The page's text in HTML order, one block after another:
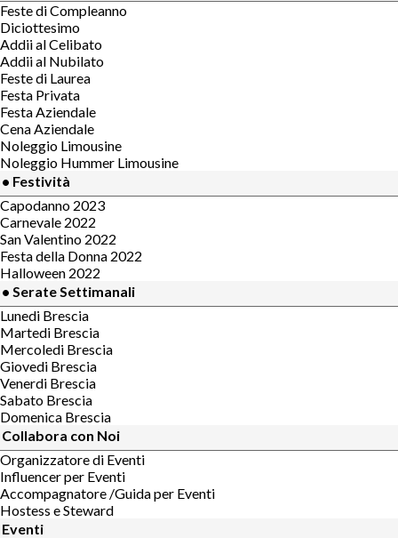
Feste di Compleanno
Diciottesimo
Addii al Celibato
Addii al Nubilato
Feste di Laurea
Festa Privata
Festa Aziendale
Cena Aziendale
Noleggio Limousine
Noleggio Hummer Limousine
• Festività
Capodanno 2023
Carnevale 2022
San Valentino 2022
Festa della Donna 2022
Halloween 2022
• Serate Settimanali
Lunedi Brescia
Martedi Brescia
Mercoledi Brescia
Giovedi Brescia
Venerdi Brescia
Sabato Brescia
Domenica Brescia
Collabora con Noi
Organizzatore di Eventi
Influencer per Eventi
Accompagnatore /Guida per Eventi
Hostess e Steward
Eventi